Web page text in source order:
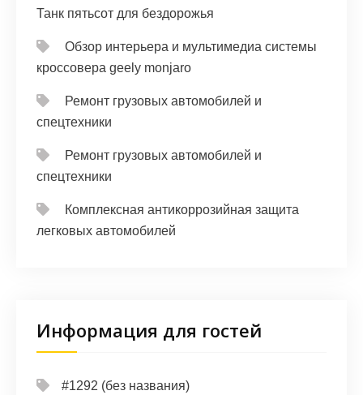
Танк пятьсот для бездорожья
Обзор интерьера и мультимедиа системы
кроссовера geely monjaro
Ремонт грузовых автомобилей и
спецтехники
Ремонт грузовых автомобилей и
спецтехники
Комплексная антикоррозийная защита
легковых автомобилей
Информация для гостей
#1292 (без названия)